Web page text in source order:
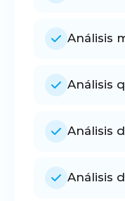
Análisis
Análisis
Análisis
Análisis